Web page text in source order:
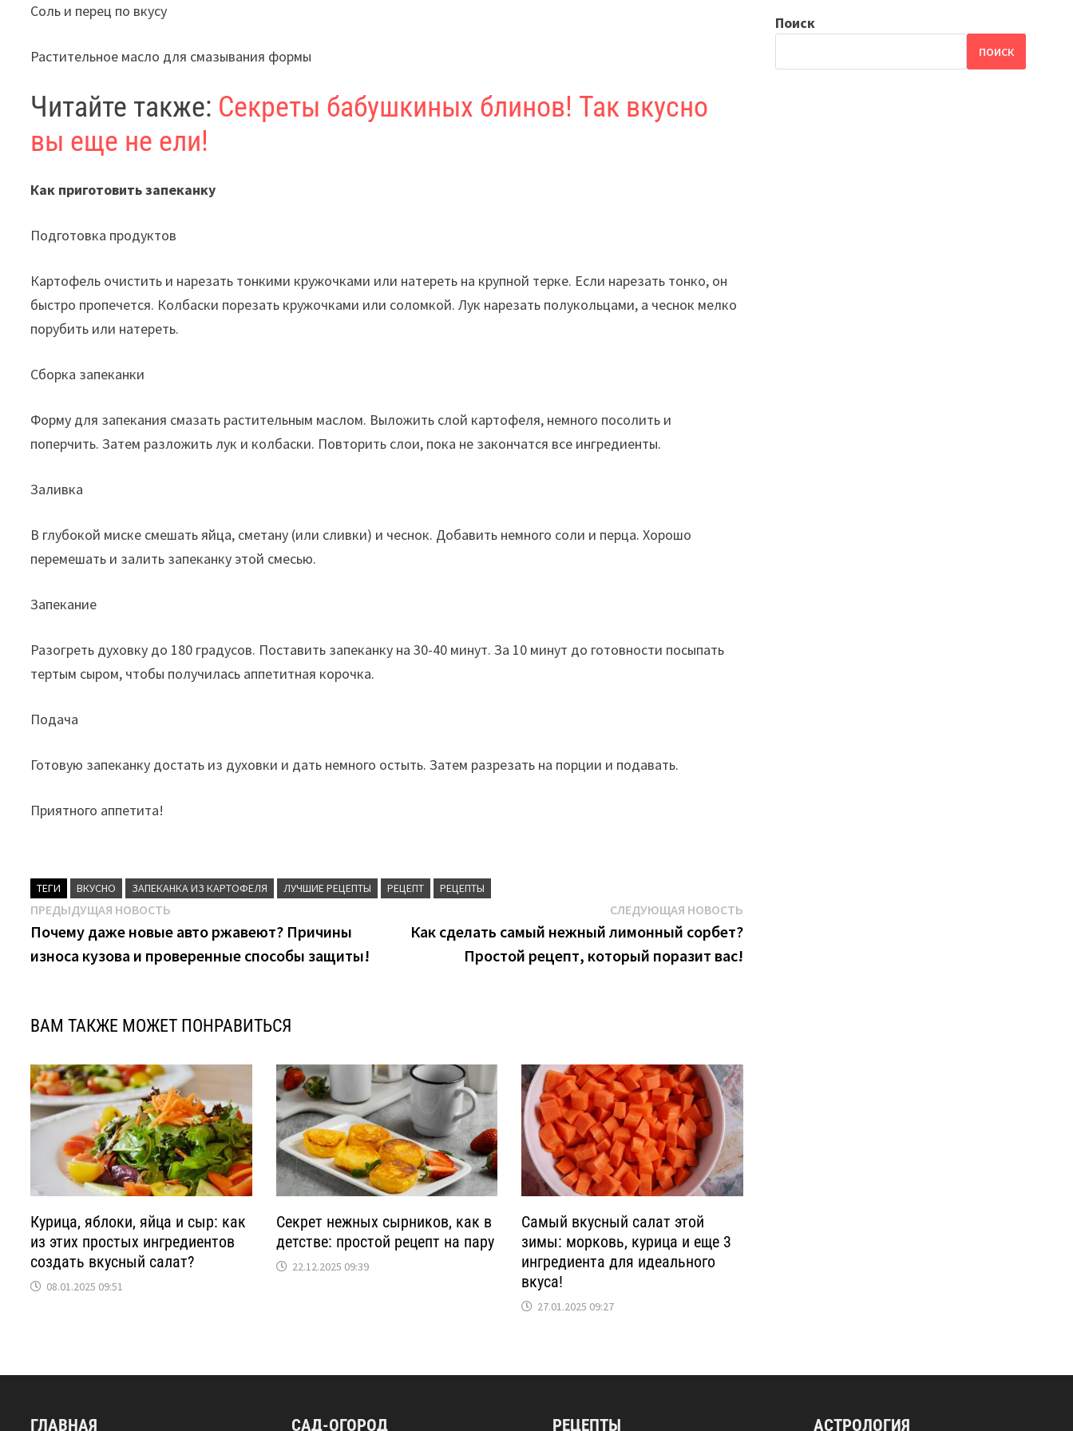
Соль и перец по вкусу
Растительное масло для смазывания формы
Читайте также: Секреты бабушкиных блинов! Так вкусно
вы еще не ели!
Как приготовить запеканку
Подготовка продуктов
Картофель очистить и нарезать тонкими кружочками или натереть на крупной терке. Если нарезать тонко, он
быстро пропечется. Колбаски порезать кружочками или соломкой. Лук нарезать полукольцами, а чеснок мелко
порубить или натереть.
Сборка запеканки
Форму для запекания смазать растительным маслом. Выложить слой картофеля, немного посолить и
поперчить. Затем разложить лук и колбаски. Повторить слои, пока не закончатся все ингредиенты.
Заливка
В глубокой миске смешать яйца, сметану (или сливки) и чеснок. Добавить немного соли и перца. Хорошо
перемешать и залить запеканку этой смесью.
Запекание
Разогреть духовку до 180 градусов. Поставить запеканку на 30-40 минут. За 10 минут до готовности посыпать
тертым сыром, чтобы получилась аппетитная корочка.
Подача
Готовую запеканку достать из духовки и дать немного остыть. Затем разрезать на порции и подавать.
Приятного аппетита!
ТЕГИ ВКУСНО ЗАПЕКАНКА ИЗ КАРТОФЕЛЯ ЛУЧШИЕ РЕЦЕПТЫ РЕЦЕПТ РЕЦЕПТЫ
Навигация
по
записям
ПРЕДЫДУЩАЯ НОВОСТЬ
новость:
Почему даже новые авто ржавеют? Причины
износа кузова и проверенные способы защиты!
СЛЕДУЮЩАЯ НОВОСТЬСледующая
новость:
Как сделать самый нежный лимонный сорбет?
Простой рецепт, который поразит вас!
ВАМ ТАКЖЕ МОЖЕТ ПОНРАВИТЬСЯ
Курица, яблоки, яйца и сыр: как
из этих простых ингредиентов
создать вкусный салат?
08.01.2025 09:51
Секрет нежных сырников, как в
детстве: простой рецепт на пару
22.12.2025 09:39
Самый вкусный салат этой
зимы: морковь, курица и еще 3
ингредиента для идеального
вкуса!
27.01.2025 09:27
Поиск
ПОИСК
ГЛАВНАЯ САД-ОГОРОД РЕЦЕПТЫ АСТРОЛОГИЯ